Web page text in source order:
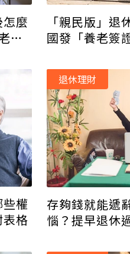
麼
不
「親民版」退
國發「養老簽
權
格
存夠錢就能遞
惱？提早退休
退休理財